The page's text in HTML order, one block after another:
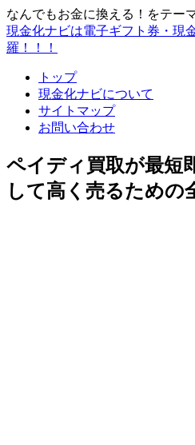
なんでもお金に換える！をテー
現金化ナビは電子ギフト券・現
羅！！！
トップ
現金化ナビについて
サイトマップ
お問い合わせ
ペイディ買取が最短
して高く売るための